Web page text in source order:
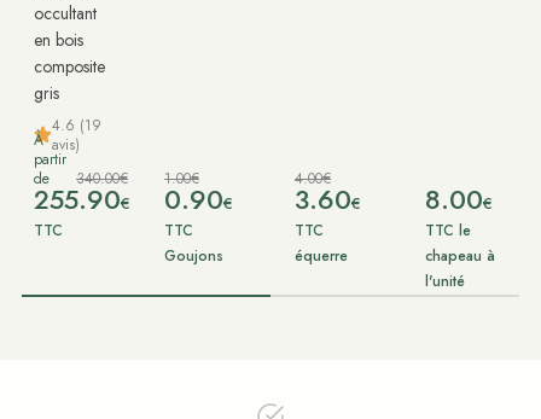
occultant
en bois
composite
gris
4.6 (19
avis)
À
partir
de
340.00€
255.90€
TTC
1.00€
0.90€
TTC
Goujons
4.00€
3.60€
TTC
équerre
8.00€
TTC le
chapeau à
l'unité